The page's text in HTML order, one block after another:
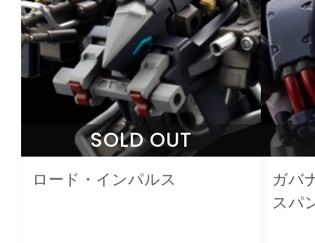
SOLD OUT
ロード・インパルス
ガバ
スパ